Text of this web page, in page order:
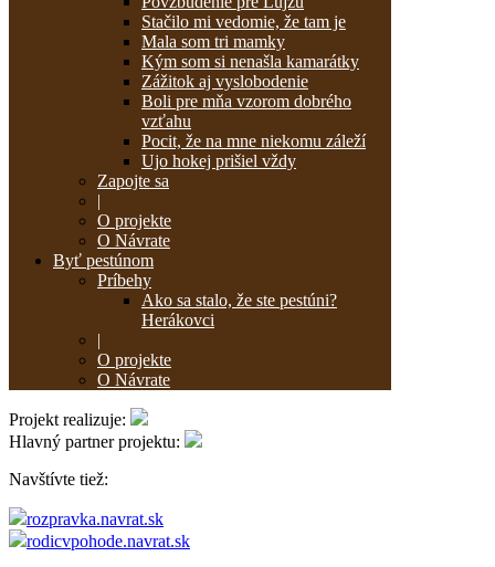
Stačilo mi vedomie, že tam je
Mala som tri mamky
Kým som si nenašla kamarátky
Zážitok aj vyslobodenie
Boli pre mňa vzorom dobrého
vzťahu
Pocit, že na mne niekomu záleží
Ujo hokej prišiel vždy
Zapojte sa
|
O projekte
O Návrate
Byť pestúnom
Príbehy
Ako sa stalo, že ste pestúni?
Herákovci
|
O projekte
O Návrate
Projekt realizuje:
Hlavný partner projektu:
Navštívte tiež:
rozpravka.navrat.sk
rodicvpohode.navrat.sk